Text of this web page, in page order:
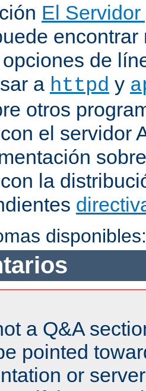
El
de
a httpd y
otros
el servidor
la
a Q&A
pointed
or